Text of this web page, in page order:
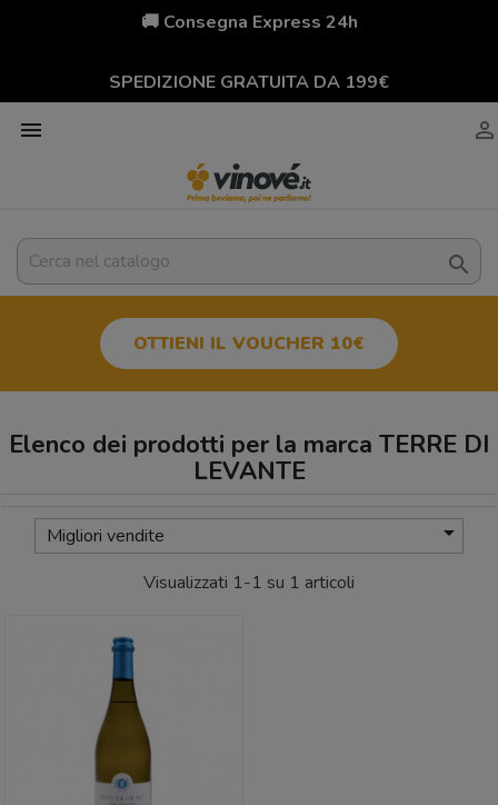
🚚 Consegna Express 24h
SPEDIZIONE GRATUITA DA 199€
 

OTTIENI IL VOUCHER 10€
Elenco dei prodotti per la marca TERRE DI
LEVANTE
Migliori vendite 
Visualizzati 1-1 su 1 articoli